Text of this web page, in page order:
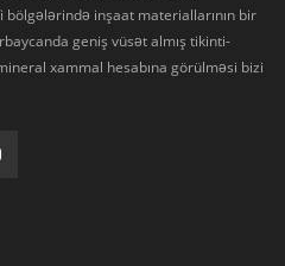
bölgələrində inşaat materiallarının bir
geniş vüsət almış tikinti-
xammal hesabına görülməsi bizi